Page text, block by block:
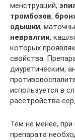
менструаций,
тромбозов,
одышки,
невралгии,
которых
свойства.
диуретическим,
используется в
расстройства
Тем не менее, при
препарата